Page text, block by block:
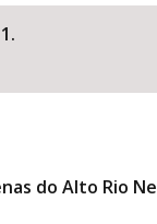
do Alto Rio